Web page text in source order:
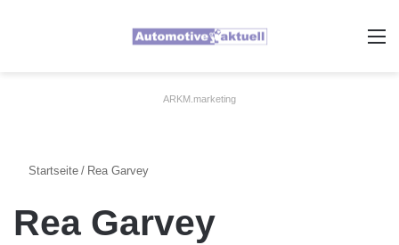
ARKM.marketing
Startseite / Rea Garvey
Rea Garvey